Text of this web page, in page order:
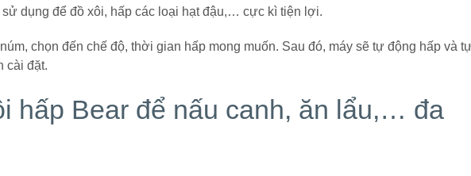
dụng để đồ xôi, hấp các loại hạt đậu,… cực kì tiện lợi.
chọn đến chế độ, thời gian hấp mong muốn. Sau đó, máy sẽ tự động hấp và
cài đặt.
hấp Bear để nấu canh, ăn lẩu,… đa